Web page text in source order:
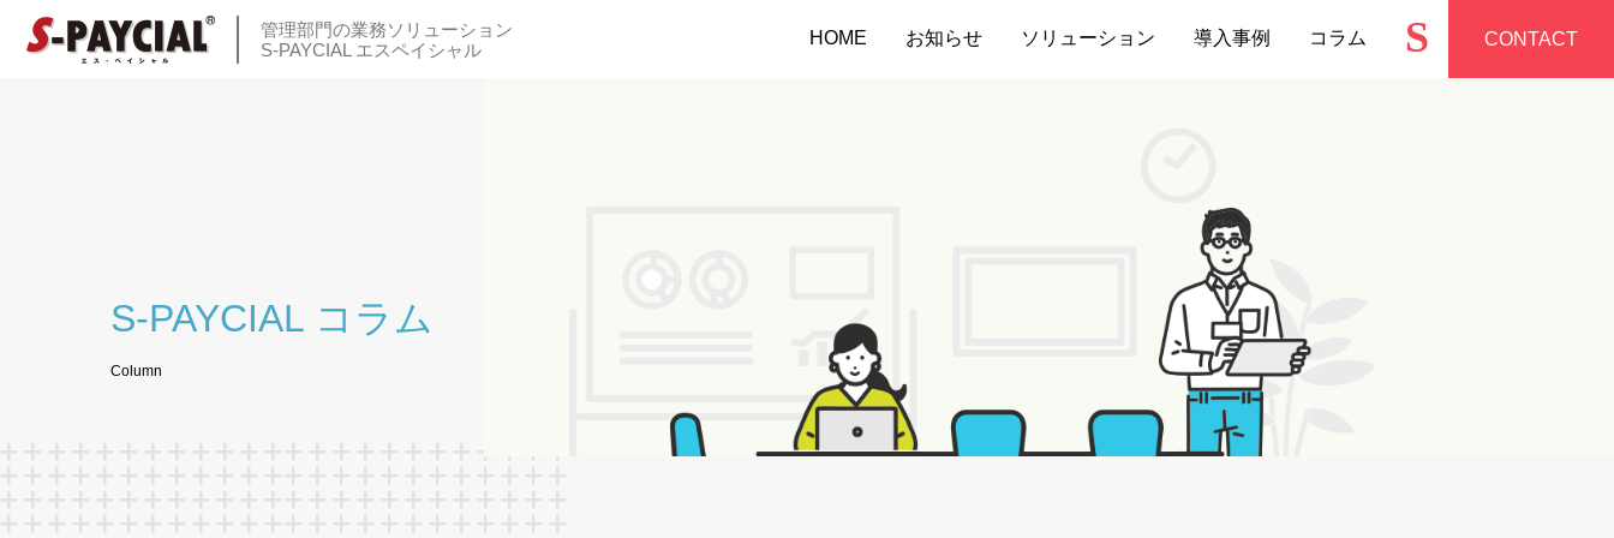
管理部門の業務ソリューション
S-PAYCIAL エスペイシャル
HOME お知らせ ソリューション 導入事例 コラム S CONTACT
S-PAYCIAL コラム
Column